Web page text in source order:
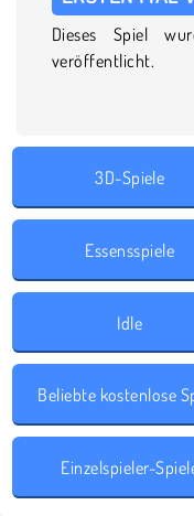
Dieses Spiel
veröffentlicht.
3D-Spiele
Essensspiele
Idle
Einzelspieler-